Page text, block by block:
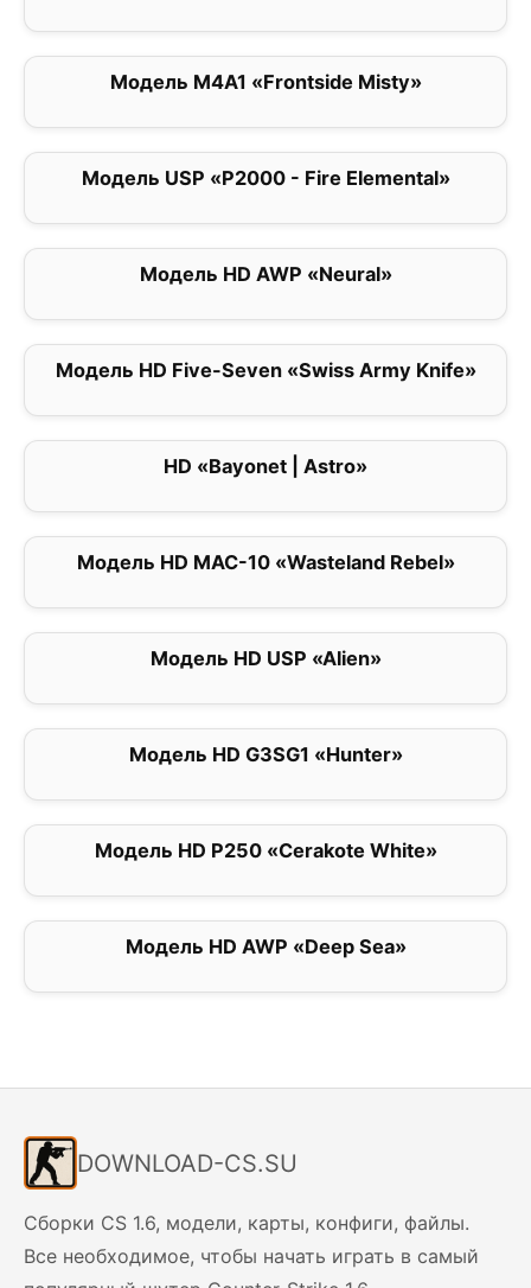
Модель M4A1 «Frontside Misty»
Модель USP «P2000 - Fire Elemental»
Модель HD AWP «Neural»
Модель HD Five-Seven «Swiss Army Knife»
HD «Bayonet | Astro»
Модель HD MAC-10 «Wasteland Rebel»
Модель HD USP «Alien»
Модель HD G3SG1 «Hunter»
Модель HD P250 «Cerakote White»
Модель HD AWP «Deep Sea»
DOWNLOAD-CS.SU
Сборки CS 1.6, модели, карты, конфиги, файлы.
Все необходимое, чтобы начать играть в самый